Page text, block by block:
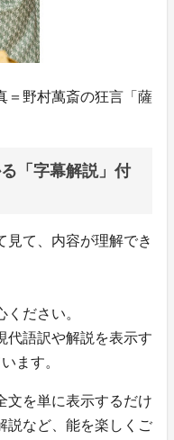
の狂言「薩
「字幕解説」付
見て、内容が理解でき
ださい。
代語訳や解説を表示す
ます。
文を単に表示するだけ
説など、能を楽しくご